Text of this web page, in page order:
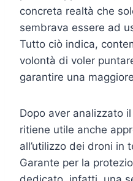
concreta realtà che
sembrava essere ad
Tutto ciò indica,
volontà di voler
garantire una
Dopo aver analizzato
ritiene utile anche
all’utilizzo dei droni in
Garante per la